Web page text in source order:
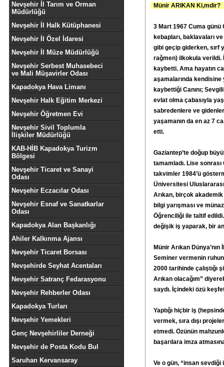
Nevşehir İl Tarım ve Orman
Müdürlüğü
Nevşehir İl Halk Kütüphanesi
Nevşehir İl Özel İdaresi
Nevşehir İl Müze Müdürlüğü
Nevşehir Serbest Muhasebeci
ve Mali Müşavirler Odası
Kapadokya Hava Limanı
Nevşehir Halk Eğitim Merkezi
Nevşehir Öğretmen Evi
Nevşehir Sivil Toplumla
İlişkiler Müdürlüğü
KAB-HİB Kapadokya Turizm
Bölgesi
Nevşehir Ticaret ve Sanayi
Odası
Nevşehir Eczacılar Odası
Nevşehir Esnaf ve Sanatkarlar
Odası
Kapadokya Alan Başkanlığı
Ahiler Kalkınma Ajansı
Nevşehir Ticaret Borsası
Nevşehirde Seyhat Acentaları
Nevşehir Satranç Fedarasyonu
Nevşehir Rehberler Odası
Kapadokya Turları
Nevşehir Yemekleri
Genç Nevşehirliler Derneği
Nevşehir de Posta Kodu Bul
Saruhan Kervansaray
Münir ARIKAN Ki,mdir?
3 Mart 1967 Cuma günü
kebapları, baklavaları
gibi geçip giderken, sırf
rağmen) ilkokula verildi.
kaybetti. Ama hayatın
aşamalarında
kaybettiği Canını;
evlat olma çabasıyla
sabredenlere ve
yaşamanın da en az 7
etti.
Gaziantep’te doğup
tamamladı. Lise sonrası
takvimler 1984’ü
Üniversitesi
Arıkan, birçok akademik
bilgi yarışması ve
Öğrenciliği ile taltif
değişik iş yaparak, bir
Münir Arıkan
Seminer vermenin
2000 tarihinde çalıştığı
Arıkan olacağım”
saydı. İçindeki özü
Yaptığı hiçbir iş
vermek, sıra dışı
etmedi. Özünün
başarılara imza
Ve o gün, “insan sevdiği